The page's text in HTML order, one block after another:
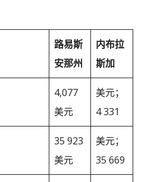
路易斯
安那州
内布拉
斯加
4,077
美元
美元；
4 331
35 923
美元
美元；
35 669